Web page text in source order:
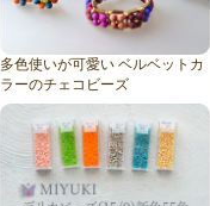
多色使いが可愛い ベルベットカ
ラーのチェコビーズ